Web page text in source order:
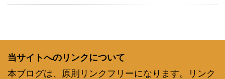
当サイトへのリンクについて
本ブログは、原則リンクフリーになります。リンク